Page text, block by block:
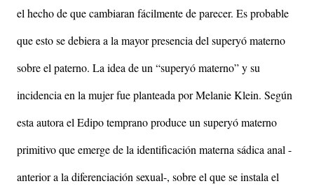
el hecho de que cambiaran fácilmente de parecer. Es probable
que esto se debiera a la mayor presencia del superyó materno
sobre el paterno. La idea de un “superyó materno” y su
incidencia en la mujer fue planteada por Melanie Klein. Según
esta autora el Edipo temprano produce un superyó materno
primitivo que emerge de la identificación materna sádica anal -
anterior a la diferenciación sexual-, sobre el que se instala el